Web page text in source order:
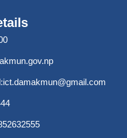
ict.damakmun@gmail.com